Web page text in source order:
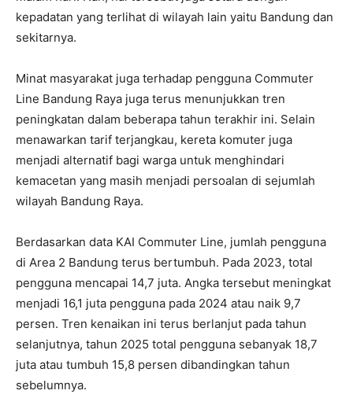
kepadatan yang terlihat di wilayah lain yaitu Bandung dan
sekitarnya.
Minat masyarakat juga terhadap pengguna Commuter
Line Bandung Raya juga terus menunjukkan tren
peningkatan dalam beberapa tahun terakhir ini. Selain
menawarkan tarif terjangkau, kereta komuter juga
menjadi alternatif bagi warga untuk menghindari
kemacetan yang masih menjadi persoalan di sejumlah
wilayah Bandung Raya.
Berdasarkan data KAI Commuter Line, jumlah pengguna
di Area 2 Bandung terus bertumbuh. Pada 2023, total
pengguna mencapai 14,7 juta. Angka tersebut meningkat
menjadi 16,1 juta pengguna pada 2024 atau naik 9,7
persen. Tren kenaikan ini terus berlanjut pada tahun
selanjutnya, tahun 2025 total pengguna sebanyak 18,7
juta atau tumbuh 15,8 persen dibandingkan tahun
sebelumnya.